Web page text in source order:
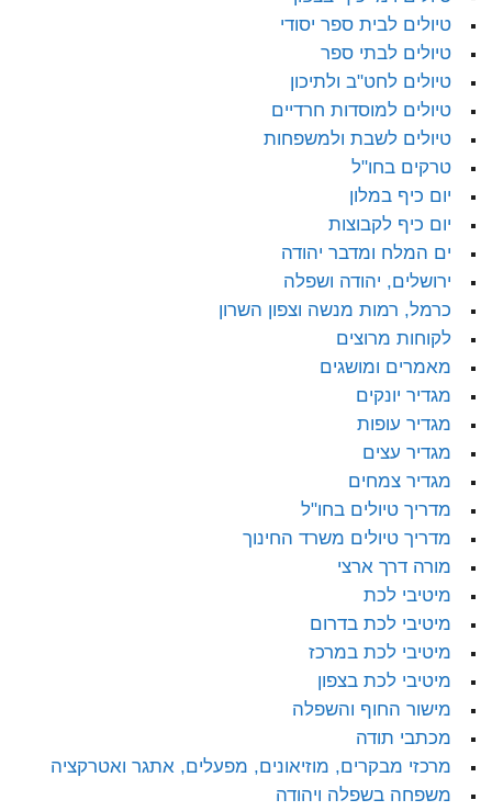
טיולים לבית ספר יסודי
טיולים לבתי ספר
טיולים לחט"ב ולתיכון
טיולים למוסדות חרדיים
טיולים לשבת ולמשפחות
טרקים בחו"ל
יום כיף במלון
יום כיף לקבוצות
ים המלח ומדבר יהודה
ירושלים, יהודה ושפלה
כרמל, רמות מנשה וצפון השרון
לקוחות מרוצים
מאמרים ומושגים
מגדיר יונקים
מגדיר עופות
מגדיר עצים
מגדיר צמחים
מדריך טיולים בחו"ל
מדריך טיולים משרד החינוך
מורה דרך ארצי
מיטיבי לכת
מיטיבי לכת בדרום
מיטיבי לכת במרכז
מיטיבי לכת בצפון
מישור החוף והשפלה
מכתבי תודה
מרכזי מבקרים, מוזיאונים, מפעלים, אתגר ואטרקציה
משפחה בשפלה ויהודה